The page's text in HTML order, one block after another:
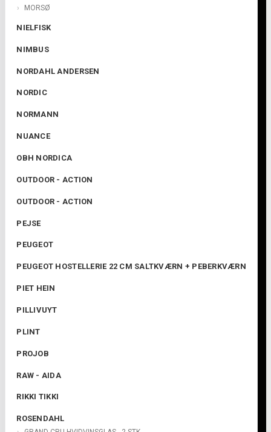
MORSØ
NIELFISK
NIMBUS
NORDAHL ANDERSEN
NORDIC
NORMANN
NUANCE
OBH NORDICA
OUTDOOR - ACTION
OUTDOOR - ACTION
PEJSE
PEUGEOT
PEUGEOT HOSTELLERIE 22 CM SALTKVÆRN + PEBERKVÆRN
PIET HEIN
PILLIVUYT
PLINT
PROJOB
RAW - AIDA
RIKKI TIKKI
ROSENDAHL